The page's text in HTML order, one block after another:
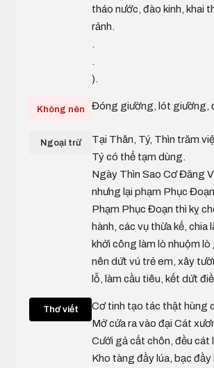
tháo nước, đào kinh, khai
rảnh.
).
Không nên Đóng giường, lót giường,
Ngoại trừ
Tại Thân, Tý, Thìn trăm
Tý có thể tạm dùng.
Ngày Thìn Sao Cơ Đăng
nhưng lại phạm Phục Đoạn.
Phạm Phục Đoạn thì kỵ
hành, các vụ thừa kế, chia
khởi công làm lò nhuộm
nên dứt vú trẻ em, xây
lỗ, làm cầu tiêu, kết dứt
Thơ viết
Cơ tinh tạo tác thật hùng
Mở cửa ra vào đại Cát
Cưới gả cất chôn, đều cát
Kho tàng đầy lúa, bạc đầy